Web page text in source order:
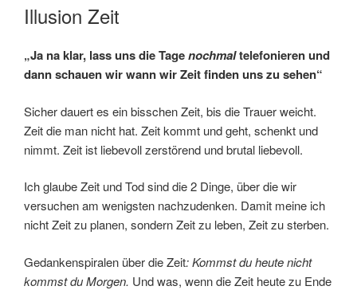
Illusion Zeit
„Ja na klar, lass uns die Tagenochmaltelefonieren und
dann schauen wir wann wir Zeit finden uns zu sehen“
Sicher dauert es ein bisschen Zeit, bis die Trauer weicht.
Zeit die man nicht hat. Zeit kommt und geht, schenkt und
nimmt. Zeit ist liebevoll zerstörend und brutal liebevoll.
Ich glaube Zeit und Tod sind die 2 Dinge, über die wir
versuchen am wenigsten nachzudenken. Damit meine ich
nicht Zeit zu planen, sondern Zeit zu leben, Zeit zu sterben.
Gedankenspiralen über die Zeit: Kommst du heute nicht
kommst du Morgen. Und was, wenn die Zeit heute zu Ende